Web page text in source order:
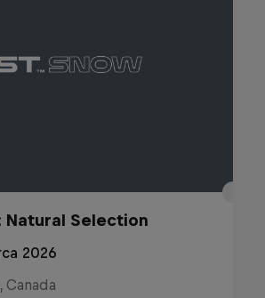
Natural Selection
2026
Canada